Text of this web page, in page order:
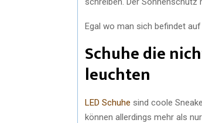
Egal wo man sich befindet auf
Schuhe die
leuchten
LED Schuhe sind coole
können allerdings mehr als